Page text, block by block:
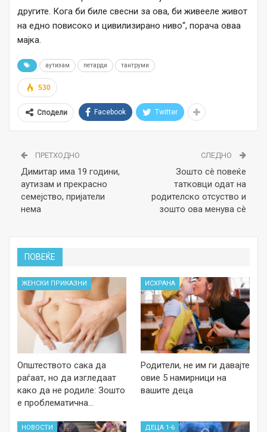
другите. Кога би биле свесни за ова, би живееле живот
на едно повисоко и цивилизирано ниво“, порача оваа
мајка.
аутизам петарди тантруми
530
Сподели Facebook Twitter
ПРЕТХОДНО
Димитар има 19 години,
аутизам и прекрасно
семејство, пријатели
нема
СЛЕДНО
Зошто сè повеќе
татковци одат на
родителско отсуство и
зошто ова менува сè
ПОВЕЌЕ
ЖЕНСКИ ПРИКАЗНИ
Општеството сака да
раѓаат, но да изгледаат
како да не родиле: Зошто
е проблематична…
ИСХРАНА
Родители, не им ги давајте
овие 5 намирници на
вашите деца
НОВОСТИ ДЕЦА 1-6